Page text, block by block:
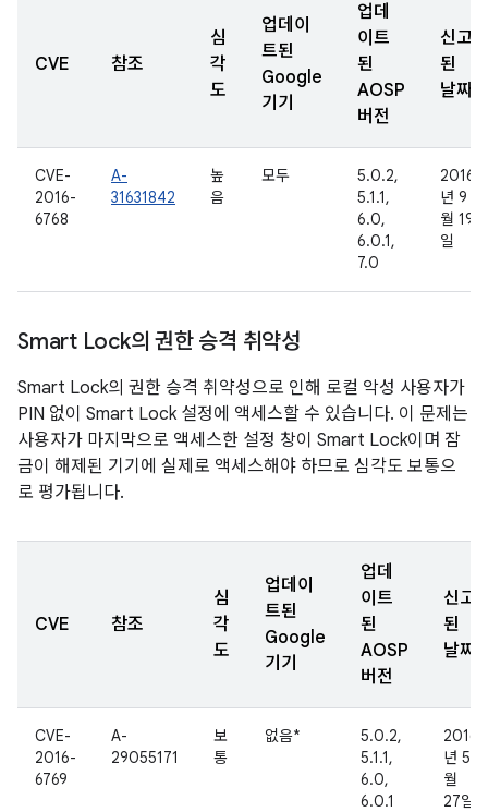
CVE 참조
심
각
도
업데이
트된
Google
기기
업데
이트
된
AOSP
버전
신고
된
날짜
CVE-
2016-
6768
A-
31631842
높
음
모두
5.0.2,
5.1.1,
6.0,
6.0.1,
7.0
2016
년 9
월 19
일
Smart Lock의 권한 승격 취약성
Smart Lock의 권한 승격 취약성으로 인해 로컬 악성 사용자가
PIN 없이 Smart Lock 설정에 액세스할 수 있습니다. 이 문제는
사용자가 마지막으로 액세스한 설정 창이 Smart Lock이며 잠
금이 해제된 기기에 실제로 액세스해야 하므로 심각도 보통으
로 평가됩니다.
CVE 참조
심
각
도
업데이
트된
Google
기기
업데
이트
된
AOSP
버전
신고
된
날짜
CVE-
2016-
6769
A-
29055171
보
통
없음*
5.0.2,
5.1.1,
6.0,
6.0.1
2016
년 5
월
27일